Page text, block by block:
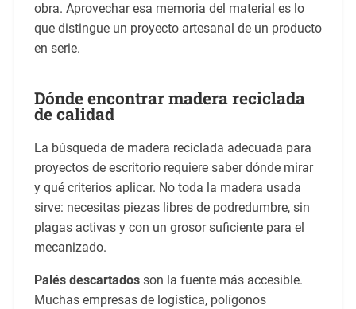
obra. Aprovechar esa memoria del material es lo
que distingue un proyecto artesanal de un producto
en serie.
Dónde encontrar madera reciclada
de calidad
La búsqueda de madera reciclada adecuada para
proyectos de escritorio requiere saber dónde mirar
y qué criterios aplicar. No toda la madera usada
sirve: necesitas piezas libres de podredumbre, sin
plagas activas y con un grosor suficiente para el
mecanizado.
Palés descartadosson la fuente más accesible.
Muchas empresas de logística, polígonos